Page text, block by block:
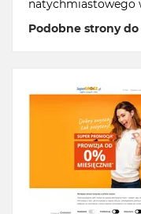
natychmiastowego
Podobne strony